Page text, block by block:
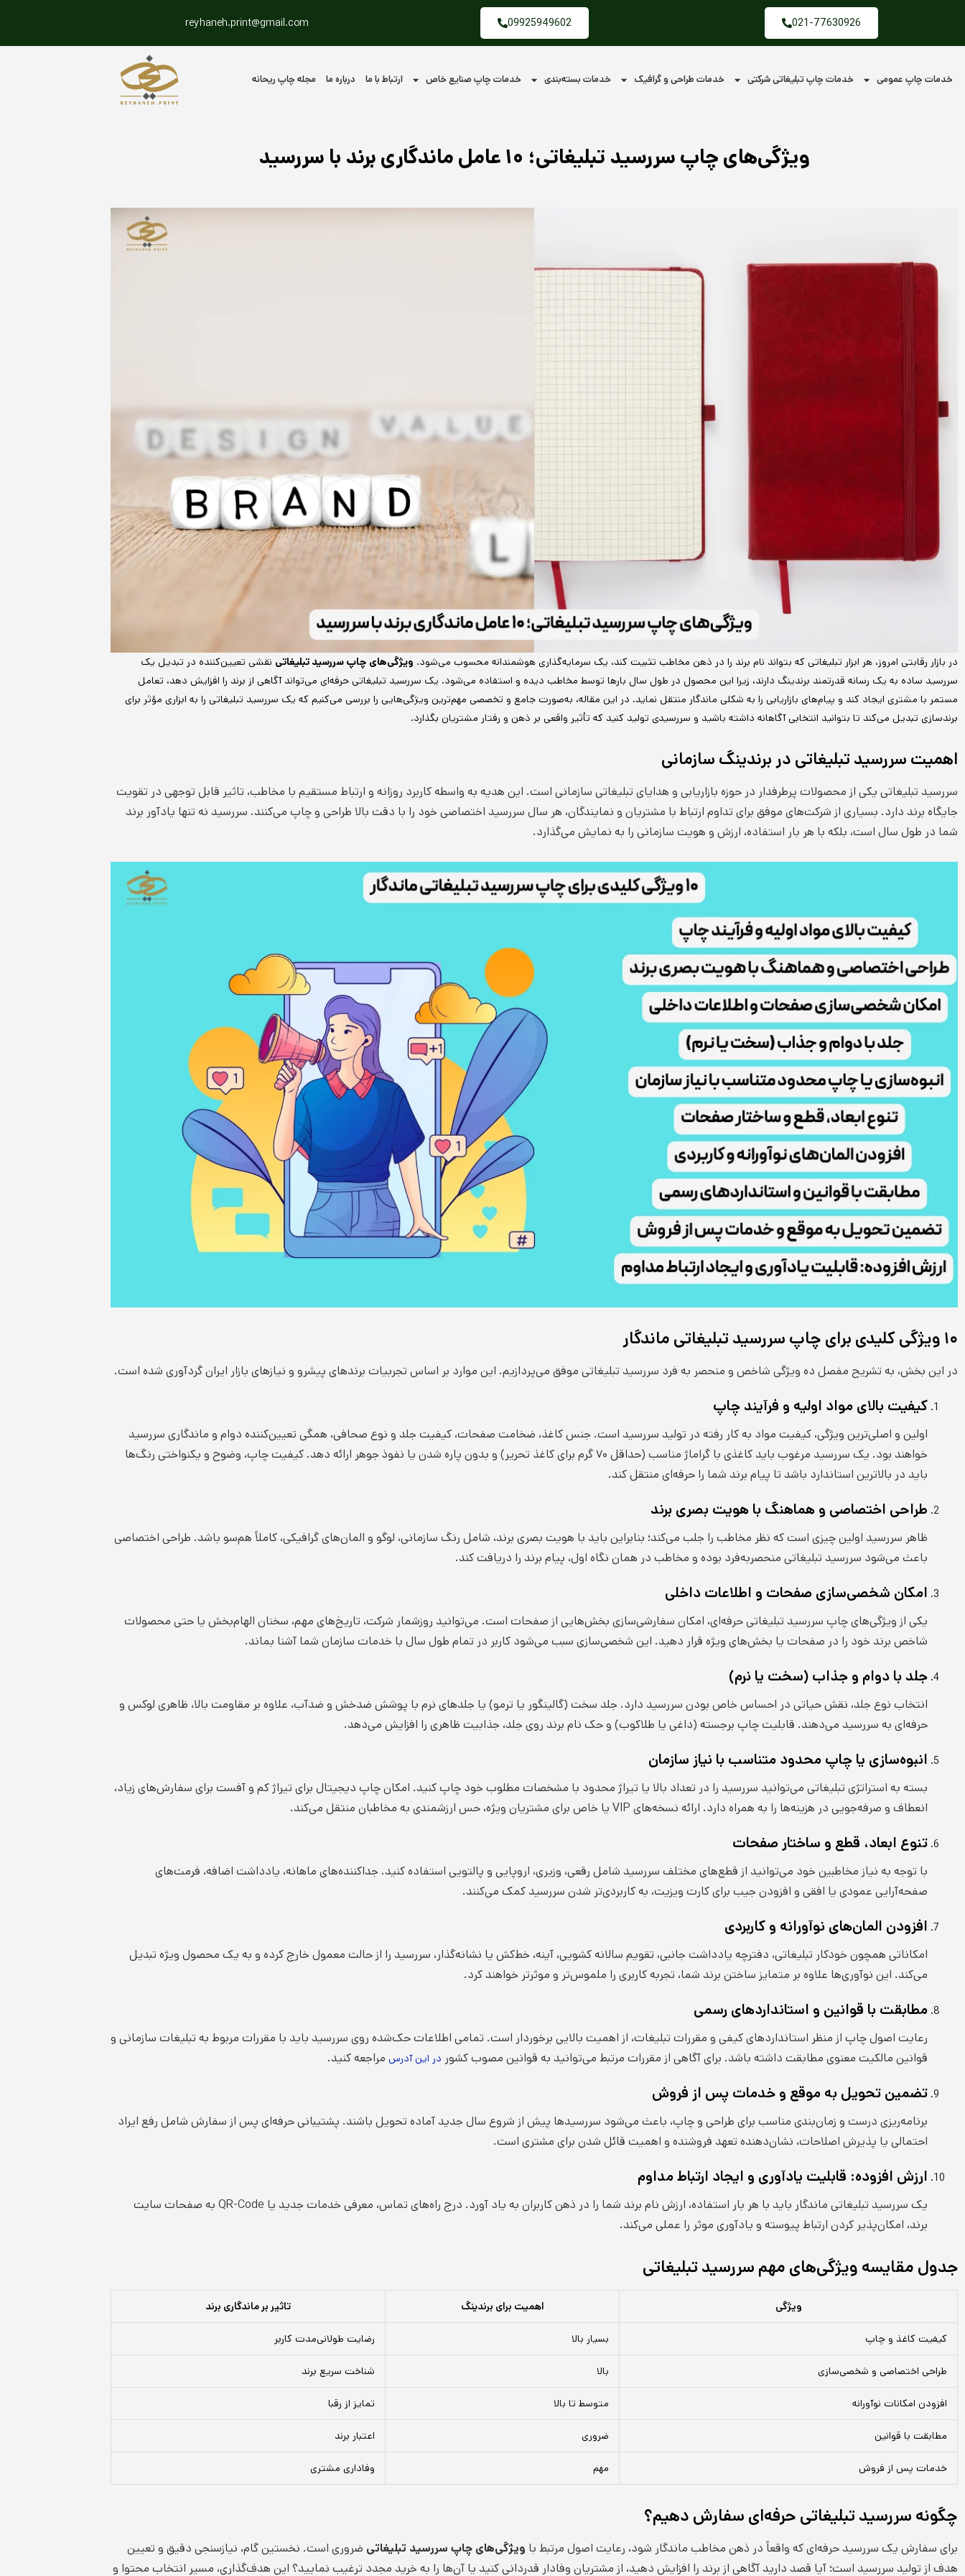
محتوا
021-77630926
09925949602
reyhaneh.print@gmail.com
خدمات چاپ عمومی خدمات چاپ تبلیغاتی شرکتی خدمات طراحی و گرافیک خدمات بسته‌بندی خدمات چاپ صنایع خاص ارتباط با ما درباره ما مجله چاپ ریحانه
ویژگی‌های چاپ سررسید تبلیغاتی؛ ۱۰ عامل ماندگاری برند با سررسید
در بازار رقابتی امروز، هر ابزار تبلیغاتی که بتواند نام برند را در ذهن مخاطب تثبیت کند، یک سرمایه‌گذاری هوشمندانه محسوب می‌شود. ویژگی‌های چاپ سررسید تبلیغاتی نقشی تعیین‌کننده در تبدیل یک
سررسید ساده به یک رسانه قدرتمند برندینگ دارند، زیرا این محصول در طول سال بارها توسط مخاطب دیده و استفاده می‌شود. یک سررسید تبلیغاتی حرفه‌ای می‌تواند آگاهی از برند را افزایش دهد، تعامل
مستمر با مشتری ایجاد کند و پیام‌های بازاریابی را به شکلی ماندگار منتقل نماید. در این مقاله، به‌صورت جامع و تخصصی مهم‌ترین ویژگی‌هایی را بررسی می‌کنیم که یک سررسید تبلیغاتی را به ابزاری مؤثر برای
برندسازی تبدیل می‌کند تا بتوانید انتخابی آگاهانه داشته باشید و سررسیدی تولید کنید که تأثیر واقعی بر ذهن و رفتار مشتریان بگذارد.
اهمیت سررسید تبلیغاتی در برندینگ سازمانی
سررسید تبلیغاتی یکی از محصولات پرطرفدار در حوزه بازاریابی و هدایای تبلیغاتی سازمانی است. این هدیه به واسطه کاربرد روزانه و ارتباط مستقیم با مخاطب، تاثیر قابل توجهی در تقویت
جایگاه برند دارد. بسیاری از شرکت‌های موفق برای تداوم ارتباط با مشتریان و نمایندگان، هر سال سررسید اختصاصی خود را با دقت بالا طراحی و چاپ می‌کنند. سررسید نه تنها یادآور برند
شما در طول سال است، بلکه با هر بار استفاده، ارزش و هویت سازمانی را به نمایش می‌گذارد.
۱۰ ویژگی کلیدی برای چاپ سررسید تبلیغاتی ماندگار
در این بخش، به تشریح مفصل ده ویژگی شاخص و منحصر به فرد سررسید تبلیغاتی موفق می‌پردازیم. این موارد بر اساس تجربیات برندهای پیشرو و نیازهای بازار ایران گردآوری شده است.
کیفیت بالای مواد اولیه و فرآیند چاپ
اولین و اصلی‌ترین ویژگی، کیفیت مواد به کار رفته در تولید سررسید است. جنس کاغذ، ضخامت صفحات، کیفیت جلد و نوع صحافی، همگی تعیین‌کننده دوام و ماندگاری سررسید
خواهند بود. یک سررسید مرغوب باید کاغذی با گراماژ مناسب (حداقل ۷۰ گرم برای کاغذ تحریر) و بدون پاره شدن یا نفوذ جوهر ارائه دهد. کیفیت چاپ، وضوح و یکنواختی رنگ‌ها
باید در بالاترین استاندارد باشد تا پیام برند شما را حرفه‌ای منتقل کند.
طراحی اختصاصی و هماهنگ با هویت بصری برند
ظاهر سررسید اولین چیزی است که نظر مخاطب را جلب می‌کند؛ بنابراین باید با هویت بصری برند، شامل رنگ سازمانی، لوگو و المان‌های گرافیکی، کاملاً هم‌سو باشد. طراحی اختصاصی
باعث می‌شود سررسید تبلیغاتی منحصربه‌فرد بوده و مخاطب در همان نگاه اول، پیام برند را دریافت کند.
امکان شخصی‌سازی صفحات و اطلاعات داخلی
یکی از ویژگی‌های چاپ سررسید تبلیغاتی حرفه‌ای، امکان سفارشی‌سازی بخش‌هایی از صفحات است. می‌توانید روزشمار شرکت، تاریخ‌های مهم، سخنان الهام‌بخش یا حتی محصولات
شاخص برند خود را در صفحات یا بخش‌های ویژه قرار دهید. این شخصی‌سازی سبب می‌شود کاربر در تمام طول سال با خدمات سازمان شما آشنا بماند.
جلد با دوام و جذاب (سخت یا نرم)
انتخاب نوع جلد، نقش حیاتی در احساس خاص بودن سررسید دارد. جلد سخت (گالینگور یا ترمو) یا جلد‌های نرم با پوشش ضدخش و ضدآب، علاوه بر مقاومت بالا، ظاهری لوکس و
حرفه‌ای به سررسید می‌دهند. قابلیت چاپ برجسته (داغی یا طلاکوب) و حک نام برند روی جلد، جذابیت ظاهری را افزایش می‌دهد.
انبوه‌سازی یا چاپ محدود متناسب با نیاز سازمان
بسته به استراتژی تبلیغاتی می‌توانید سررسید را در تعداد بالا یا تیراژ محدود با مشخصات مطلوب خود چاپ کنید. امکان چاپ دیجیتال برای تیراژ کم و آفست برای سفارش‌های زیاد،
انعطاف و صرفه‌جویی در هزینه‌ها را به همراه دارد. ارائه نسخه‌های VIP یا خاص برای مشتریان ویژه، حس ارزشمندی به مخاطبان منتقل می‌کند.
تنوع ابعاد، قطع و ساختار صفحات
با توجه به نیاز مخاطبین خود می‌توانید از قطع‌های مختلف سررسید شامل رقعی، وزیری، اروپایی و پالتویی استفاده کنید. جداکننده‌های ماهانه، یادداشت اضافه، فرمت‌های
صفحه‌آرایی عمودی یا افقی و افزودن جیب برای کارت ویزیت، به کاربردی‌تر شدن سررسید کمک می‌کنند.
افزودن المان‌های نوآورانه و کاربردی
امکاناتی همچون خودکار تبلیغاتی، دفترچه یادداشت جانبی، تقویم سالانه کشویی، آینه، خط‌کش یا نشانه‌گذار، سررسید را از حالت معمول خارج کرده و به یک محصول ویژه تبدیل
می‌کند. این نوآوری‌ها علاوه بر متمایز ساختن برند شما، تجربه کاربری را ملموس‌تر و موثرتر خواهند کرد.
مطابقت با قوانین و استانداردهای رسمی
رعایت اصول چاپ از منظر استانداردهای کیفی و مقررات تبلیغات، از اهمیت بالایی برخوردار است. تمامی اطلاعات حک‌شده روی سررسید باید با مقررات مربوط به تبلیغات سازمانی و
قوانین مالکیت معنوی مطابقت داشته باشد. برای آگاهی از مقررات مرتبط می‌توانید به قوانین مصوب کشور در این آدرس مراجعه کنید.
تضمین تحویل به موقع و خدمات پس از فروش
برنامه‌ریزی درست و زمان‌بندی مناسب برای طراحی و چاپ، باعث می‌شود سررسیدها پیش از شروع سال جدید آماده تحویل باشند. پشتیبانی حرفه‌ای پس از سفارش شامل رفع ایراد
احتمالی یا پذیرش اصلاحات، نشان‌دهنده تعهد فروشنده و اهمیت قائل شدن برای مشتری است.
ارزش افزوده: قابلیت یادآوری و ایجاد ارتباط مداوم
یک سررسید تبلیغاتی ماندگار باید با هر بار استفاده، ارزش نام برند شما را در ذهن کاربران به یاد آورد. درج راه‌های تماس، معرفی خدمات جدید یا QR-Code به صفحات سایت
برند، امکان‌پذیر کردن ارتباط پیوسته و یادآوری موثر را عملی می‌کند.
جدول مقایسه ویژگی‌های مهم سررسید تبلیغاتی
ویژگی اهمیت برای برندینگ تاثیر بر ماندگاری برند
کیفیت کاغذ و چاپ بسیار بالا رضایت طولانی‌مدت کاربر
طراحی اختصاصی و شخصی‌سازی بالا شناخت سریع برند
افزودن امکانات نوآورانه متوسط تا بالا تمایز از رقبا
مطابقت با قوانین ضروری اعتبار برند
خدمات پس از فروش مهم وفاداری مشتری
چگونه سررسید تبلیغاتی حرفه‌ای سفارش دهیم؟
برای سفارش یک سررسید حرفه‌ای که واقعاً در ذهن مخاطب ماندگار شود، رعایت اصول مرتبط با ویژگی‌های چاپ سررسید تبلیغاتی ضروری است. نخستین گام، نیازسنجی دقیق و تعیین
هدف از تولید سررسید است؛ آیا قصد دارید آگاهی از برند را افزایش دهید، از مشتریان وفادار قدردانی کنید یا آن‌ها را به خرید مجدد ترغیب نمایید؟ این هدف‌گذاری، مسیر انتخاب محتوا و